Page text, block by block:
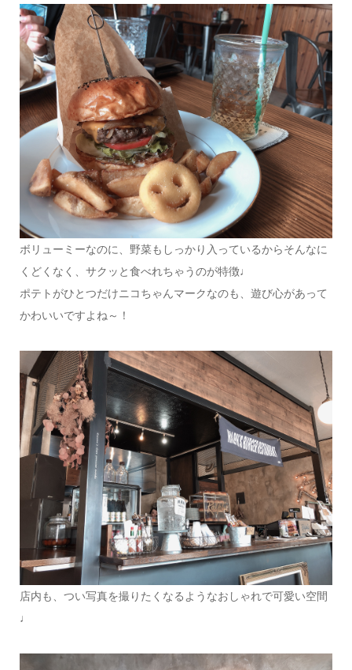
ボリューミーなのに、野菜もしっかり入っているからそんなに
くどくなく、サクッと食べれちゃうのが特徴♩
ポテトがひとつだけニコちゃんマークなのも、遊び心があって
かわいいですよね～！
店内も、つい写真を撮りたくなるようなおしゃれで可愛い空間
♩